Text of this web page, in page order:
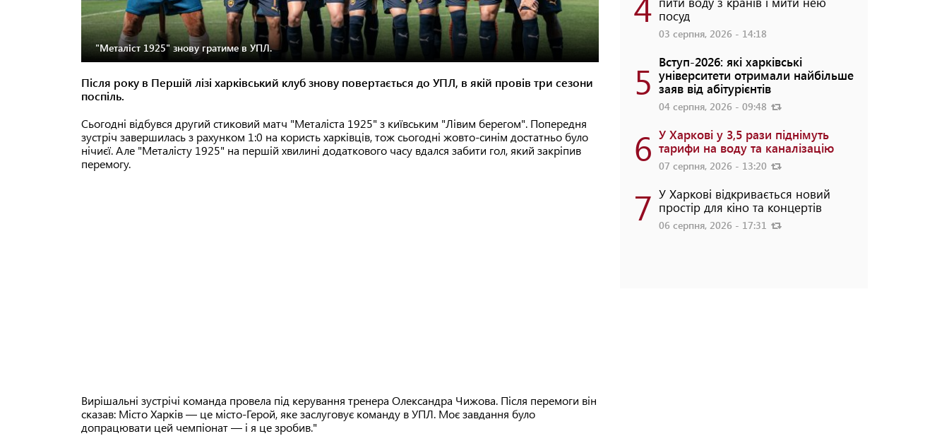
"Металіст 1925" знову гратиме в УПЛ.
Після року в Першій лізі харківський клуб знову повертається до УПЛ, в якій провів три сезони
поспіль.
Сьогодні відбувся другий стиковий матч "Металіста 1925" з київським "Лівим берегом". Попередня
зустріч завершилась з рахунком 1:0 на користь харківців, тож сьогодні жовто-синім достатньо було
нічиєї. Але "Металісту 1925" на першій хвилині додаткового часу вдался забити гол, який закріпив
перемогу.
Вирішальні зустрічі команда провела під керування тренера Олександра Чижова. Після перемоги він
сказав: Місто Харків — це місто-Герой, яке заслуговує команду в УПЛ. Моє завдання було
допрацювати цей чемпіонат — і я це зробив."
посуд
03 серпня, 2026 - 14:18
5 Вступ-2026: які харківські
університети отримали найбільше
заяв від абітурієнтів
04 серпня, 2026 - 09:48
6 У Харкові у 3,5 рази піднімуть
тарифи на воду та каналізацію
07 серпня, 2026 - 13:20
7 У Харкові відкривається новий
простір для кіно та концертів
06 серпня, 2026 - 17:31